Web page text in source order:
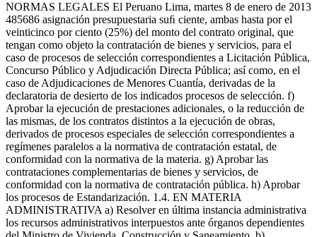
NORMAS LEGALES El Peruano Lima, martes 8 de enero de 2013
485686 asignación presupuestaria suﬁ ciente, ambas hasta por el
veinticinco por ciento (25%) del monto del contrato original, que
tengan como objeto la contratación de bienes y servicios, para el
caso de procesos de selección correspondientes a Licitación Pública,
Concurso Público y Adjudicación Directa Pública; así como, en el
caso de Adjudicaciones de Menores Cuantía, derivadas de la
declaratoria de desierto de los indicados procesos de selección. f)
Aprobar la ejecución de prestaciones adicionales, o la reducción de
las mismas, de los contratos distintos a la ejecución de obras,
derivados de procesos especiales de selección correspondientes a
regímenes paralelos a la normativa de contratación estatal, de
conformidad con la normativa de la materia. g) Aprobar las
contrataciones complementarias de bienes y servicios, de
conformidad con la normativa de contratación pública. h) Aprobar
los procesos de Estandarización. 1.4. EN MATERIA
ADMINISTRATIVA a) Resolver en última instancia administrativa
los recursos administrativos interpuestos ante órganos dependientes